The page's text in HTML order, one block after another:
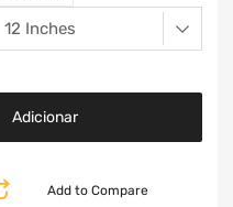
Adicionar
Add to Compare